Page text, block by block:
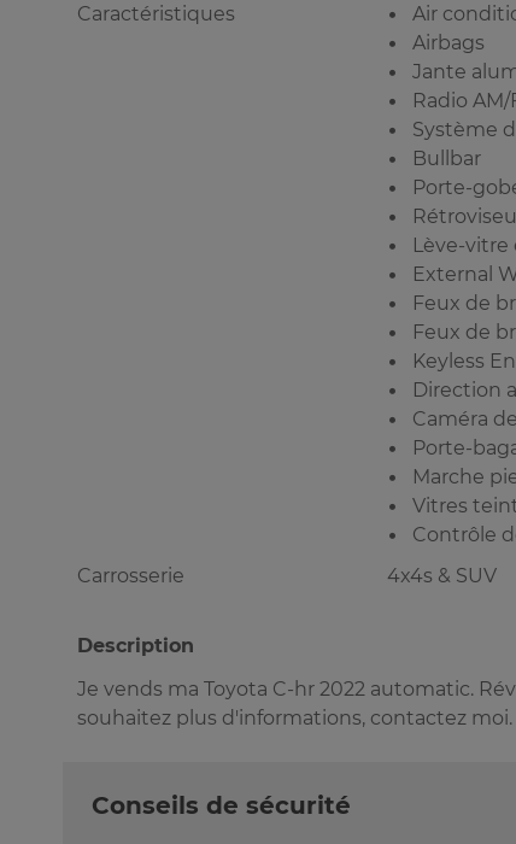
Caractéristiques
Air
Airbags
Jante
Radio AM/
Système
Bullbar
Porte-
Lève-
External
Feux de
Feux de
Keyless
Direction
Caméra
Porte-
Marche
Vitres
Contrôle
Carrosserie
4x4s & SUV
Description
Je vends ma Toyota C-hr 2022 automatic.
souhaitez plus d'informations, contactez moi.
Conseils de sécurité